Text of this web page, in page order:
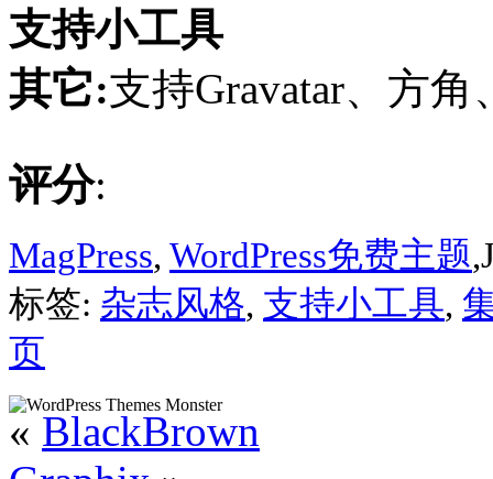
支持小工具
其它:支持Gravatar、方角
评分:
MagPress, WordPress免费主题
标签: 杂志风格, 支持小工具,
页
« BlackBrown